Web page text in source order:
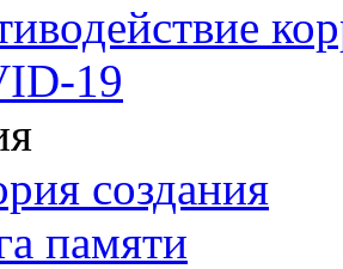
19
создания
памяти